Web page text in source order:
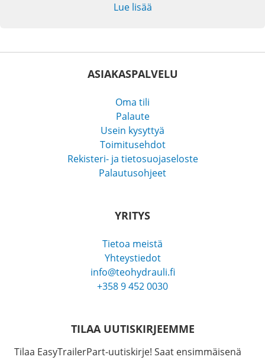
Lue lisää
ASIAKASPALVELU
Oma tili
Palaute
Usein kysyttyä
Toimitusehdot
Rekisteri- ja tietosuojaseloste
Palautusohjeet
YRITYS
Tietoa meistä
Yhteystiedot
info@teohydrauli.fi
+358 9 452 0030
TILAA UUTISKIRJEEMME
Tilaa EasyTrailerPart-uutiskirje! Saat ensimmäisenä